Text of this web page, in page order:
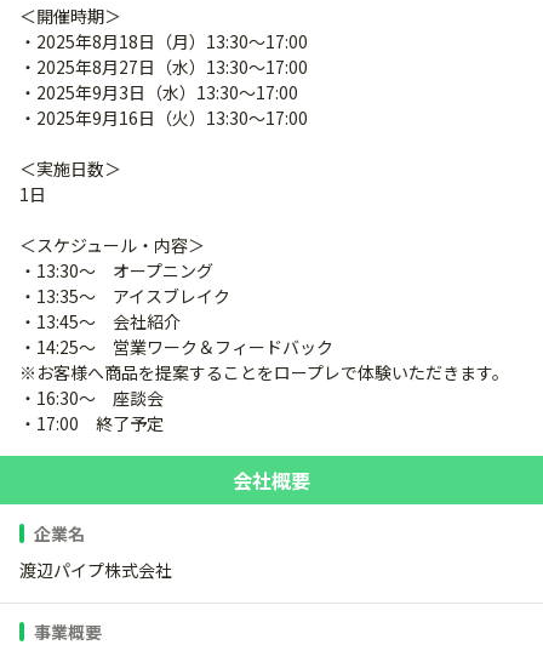
＜開催時期＞
・2025年8月18日（月）13:30～17:00
・2025年8月27日（水）13:30～17:00
・2025年9月3日（水）13:30～17:00
・2025年9月16日（火）13:30～17:00
＜実施日数＞
1日
＜スケジュール・内容＞
・13:30～ オープニング
・13:35～ アイスブレイク
・13:45～ 会社紹介
・14:25～ 営業ワーク＆フィードバック
※お客様へ商品を提案することをロープレで体験いただきます。
・16:30～ 座談会
・17:00 終了予定
会社概要
企業名
渡辺パイプ株式会社
事業概要